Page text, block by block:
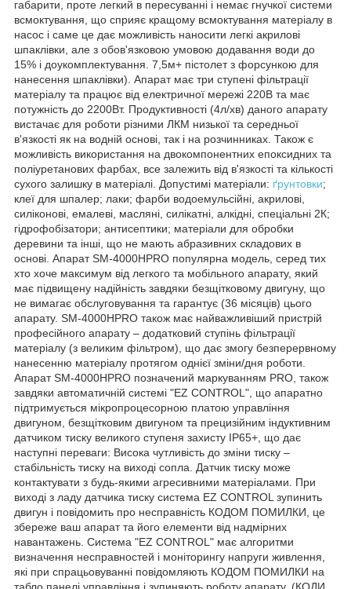
габарити, проте легкий в пересуванні і немає гнучкої системи
всмоктування, що сприяє кращому всмоктування матеріалу в
насос і саме це дає можливість наносити легкі акрилові
шпаклівки, але з обов'язковою умовою додавання води до
15% і доукомплектування. 7,5м+ пістолет з форсункою для
нанесення шпаклівки). Апарат має три ступені фільтрації
матеріалу та працює від електричної мережі 220В та має
потужність до 2200Вт. Продуктивності (4л/хв) даного апарату
вистачає для роботи різними ЛКМ низької та середньої
в'язкості як на водній основі, так і на розчинниках. Також є
можливість використання на двокомпонентних епоксидних та
поліуретанових фарбах, все залежить від в'язкості та кількості
сухого залишку в матеріалі. Допустимі матеріали: ґрунтовки;
клеї для шпалер; лаки; фарби водоемульсійні, акрилові,
силіконові, емалеві, масляні, силікатні, алкідні, спеціальні 2К;
гідрофобізатори; антисептики; матеріали для обробки
деревини та інші, що не мають абразивних складових в
основі. Апарат SM-4000HPRO популярна модель, серед тих
хто хоче максимум від легкого та мобільного апарату, який
має підвищену надійність завдяки безщітковому двигуну, що
не вимагає обслуговування та гарантує (36 місяців) цього
апарату. SM-4000HPRO також має найважливіший пристрій
професійного апарату – додатковий ступінь фільтрації
матеріалу (з великим фільтром), що дає змогу безперервному
нанесенню матеріалу протягом однієї зміни/дня роботи.
Апарат SM-4000HPRO позначений маркуванням PRO, також
завдяки автоматичній системі "EZ CONTROL", що апаратно
підтримується мікропроцесорною платою управління
двигуном, безщітковим двигуном та прецизійним індуктивним
датчиком тиску великого ступеня захисту IP65+, що дає
наступні переваги: Висока чутливість до зміни тиску –
стабільність тиску на виході сопла. Датчик тиску може
контактувати з будь-якими агресивними матеріалами. При
виході з ладу датчика тиску система EZ CONTROL зупинить
двигун і повідомить про несправність КОДОМ ПОМИЛКИ, це
збереже ваш апарат та його елементи від надмірних
навантажень. Система "EZ CONTROL" має алгоритми
визначення несправностей і моніторингу напруги живлення,
які при спрацьовуванні повідомляють КОДОМ ПОМИЛКИ на
табло панелі управління і зупиняють роботу апарату. (КОДИ